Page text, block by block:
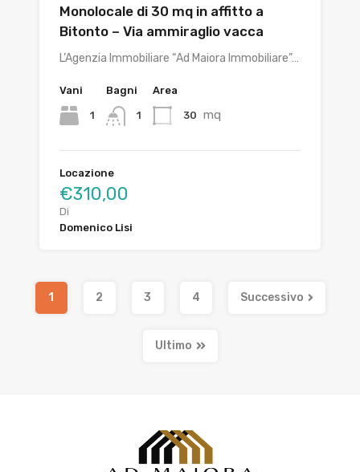
Monolocale di 30 mq in affitto a
Bitonto – Via ammiraglio vacca
L’Agenzia Immobiliare “Ad Maiora Immobiliare”…
Vani
1
Bagni
1
Area
30 mq
Locazione
€310,00
Di
Domenico Lisi
1 2 3 4 Successivo
Ultimo